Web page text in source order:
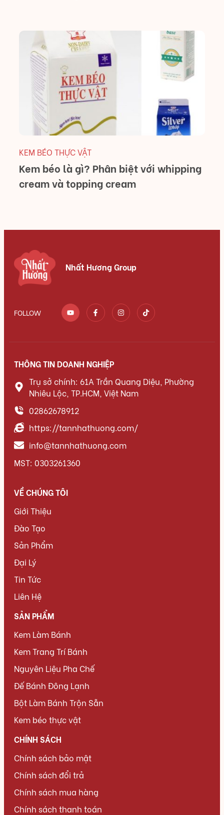
KEM BÉO THỰC VẬT
Kem béo là gì? Phân biệt với whipping
cream và topping cream
Nhất Hương Group
FOLLOW
THÔNG TIN DOANH NGHIỆP
Trụ sở chính: 61A Trần Quang Diệu, Phường
Nhiêu Lộc, TP.HCM, Việt Nam
02862678912
https://tannhathuong.com/
info@tannhathuong.com
MST: 0303261360
VỀ CHÚNG TÔI
Giới Thiệu
Đào Tạo
Sản Phẩm
Đại Lý
Tin Tức
Liên Hệ
SẢN PHẨM
Kem Làm Bánh
Kem Trang Trí Bánh
Nguyên Liệu Pha Chế
Đế Bánh Đông Lạnh
Bột Làm Bánh Trộn Sẵn
Kem béo thực vật
CHÍNH SÁCH
Chính sách bảo mật
Chính sách đổi trả
Chính sách mua hàng
Chính sách thanh toán